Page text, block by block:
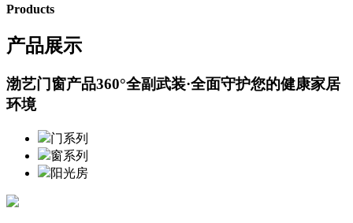
Products
产品展示
渤艺门窗产品360°全副武装·全面守护您的健康家居
环境
门系列
窗系列
阳光房